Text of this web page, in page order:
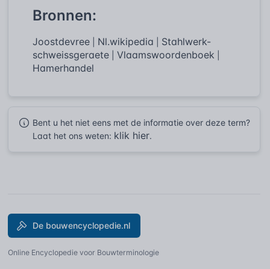
Bronnen:
Joostdevree Nl.wikipedia
Stahlwerk-
schweissgeraete
Vlaamswoordenboek
Hamerhandel
Bent u het niet eens met de informatie over deze term?
Laat het ons weten: klik hier.
De bouwencyclopedie.nl
Online Encyclopedie voor Bouwterminologie